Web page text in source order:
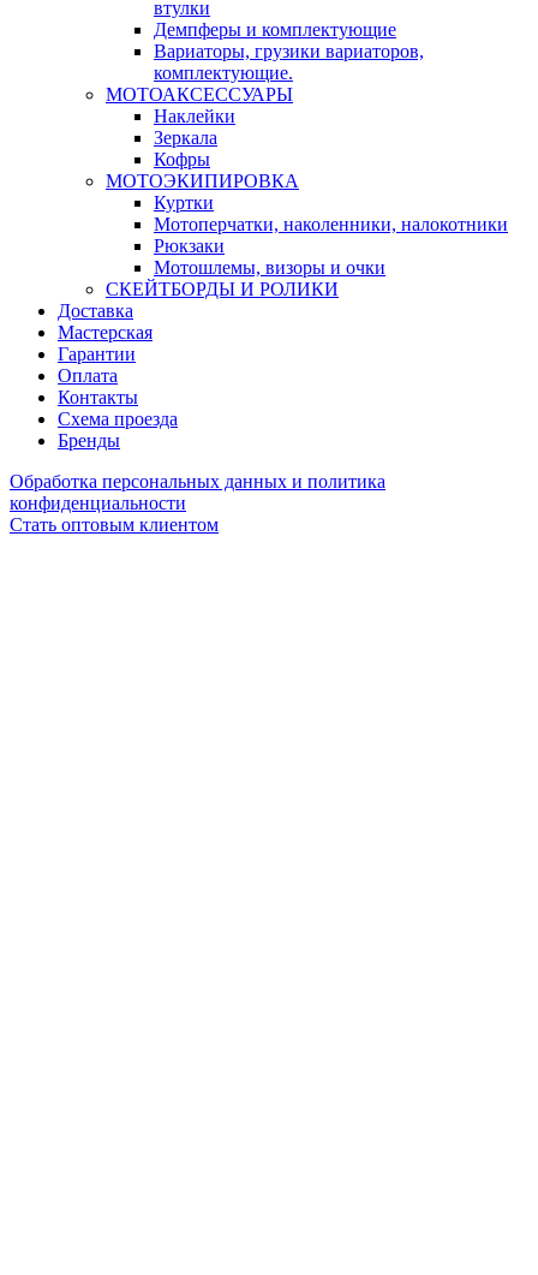
втулки
Демпферы и комплектующие
Вариаторы, грузики вариаторов,
комплектующие.
МОТОАКСЕССУАРЫ
Наклейки
Зеркала
Кофры
МОТОЭКИПИРОВКА
Куртки
Мотоперчатки, наколенники, налокотники
Рюкзаки
Мотошлемы, визоры и очки
СКЕЙТБОРДЫ И РОЛИКИ
Доставка
Мастерская
Гарантии
Оплата
Контакты
Схема проезда
Бренды
Обработка персональных данных и политика
конфиденциальности
Стать оптовым клиентом